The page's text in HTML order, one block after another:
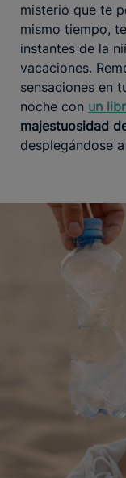
misterio que te
mismo tiempo,
instantes de la
vacaciones.
sensaciones en
noche con un
majestuosidad
desplegándose